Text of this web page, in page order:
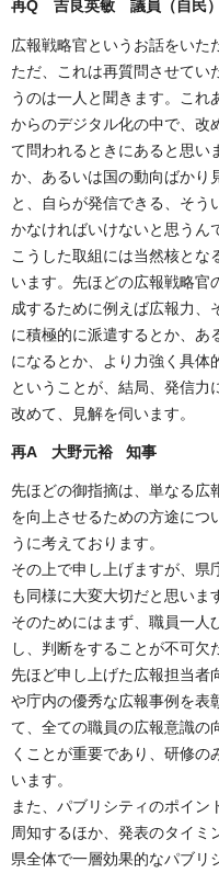
再Q 吉良英敏 議員（自民）
広報戦略官というお話をいた
ただ、これは再質問させてい
うのは一人と聞きます。これ
からのデジタル化の中で、改
て問われるときにあると思い
か、あるいは国の動向ばかり
と、自らが発信できる、そう
かなければいけないと思うん
こうした取組には当然核とな
います。先ほどの広報戦略官
成するために例えば広報力、
に積極的に派遣するとか、あ
になるとか、より力強く具体
ということが、結局、発信力
改めて、見解を伺います。
再A 大野元裕 知事
先ほどの御指摘は、単なる広
を向上させるための方途につ
うに考えております。
その上で申し上げますが、県
も同様に大変大切だと思いま
そのためにはまず、職員一人
し、判断をすることが不可欠
先ほど申し上げた広報担当者
や庁内の優秀な広報事例を表
て、全ての職員の広報意識の
くことが重要であり、研修の
います。
また、パブリシティのポイン
周知するほか、発表のタイミ
県全体で一層効果的なパブリ